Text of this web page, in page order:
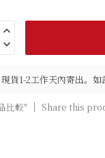
現貨1-2工作天內寄出。如
比較" Share this